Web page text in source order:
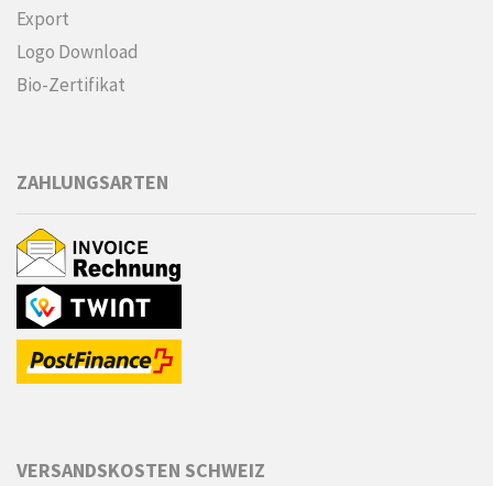
Export
Logo Download
Bio-Zertifikat
ZAHLUNGSARTEN
VERSANDSKOSTEN SCHWEIZ